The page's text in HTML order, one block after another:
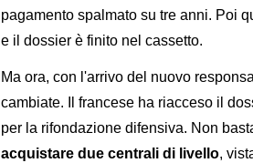
pagamento spalmato su tre anni. Poi
e il dossier è finito nel cassetto.
Ma ora, con l'arrivo del nuovo
cambiate. Il francese ha riacceso il
per la rifondazione difensiva. Non
acquistare due centrali di livello,